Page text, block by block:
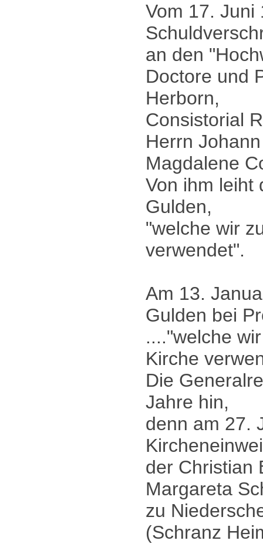
Vom 17. Juni
an den
Doctore und
Herborn,
Consistorial
Herrn
Magdalene
Von ihm leiht
Gulden,
"welche wir
verwendet".
Am 13.
Gulden bei
...."welche
Kirche
Die
Jahre hin,
denn am 27.
der Christian
Margareta
zu
(Schranz